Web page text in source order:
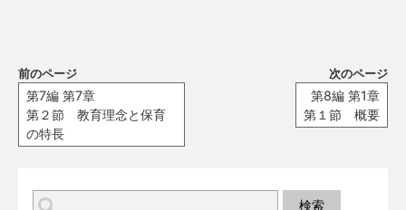
前のページ
第7編 第7章
第２節 教育理念と保育
の特長
次のページ
第8編 第1章
第１節 概要